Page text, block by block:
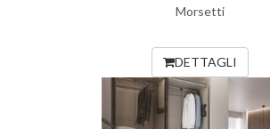
Morsetti
DETTAGLI